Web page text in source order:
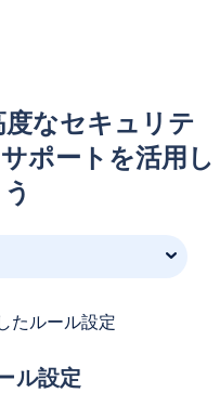
度なセキュリテ
ポートを活用し
ル設定